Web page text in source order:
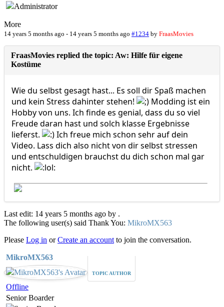
More
14 years 5 months ago - 14 years 5 months ago #1234 by FraasMovies
FraasMovies replied the topic: Aw: Hilfe für eigene
Kostüme
Wie du selbst gesagt hast... Es soll dir Spaß machen
und kein Stress dahinter stehen!
Modding ist ein
Hobby von uns. Ich finde es genial, dass du so viel
Freude daran hast und solch klasse Ergebnisse
lieferst.
Ich freue mich schon sehr auf dein
Video. Lass dich also nicht von dir selbst stressen
und entschuldigen brauchst du dich schon mal gar
nicht.
Last edit: 14 years 5 months ago by .
The following user(s) said Thank You: MikroMX563
Please Log in orCreate an account to join the conversation.
MikroMX563
TOPIC AUTHOR
Offline
Senior Boarder